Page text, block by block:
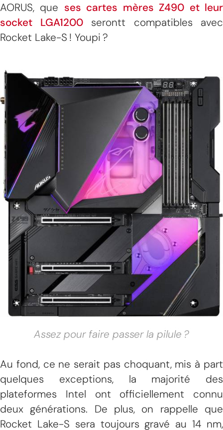
AORUS, que ses cartes mères Z490 et leur
socket LGA1200serontt compatibles avec
Rocket Lake-S ! Youpi ?
Assez pour faire passer la pilule ?
Au fond, ce ne serait pas choquant, mis à part
quelques exceptions, la majorité des
plateformes Intel ont officiellement connu
deux générations. De plus, on rappelle que
Rocket Lake-S sera toujours gravé au 14 nm,